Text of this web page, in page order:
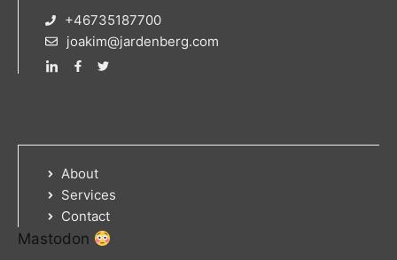
+46735187700
joakim@jardenberg.com
About
Services
Contact
Mastodon